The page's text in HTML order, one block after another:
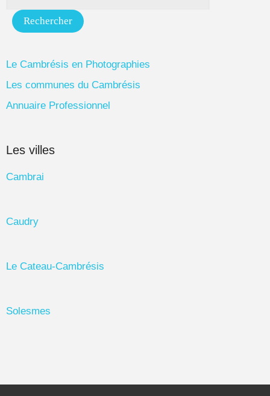
Le Cambrésis en Photographies
Les communes du Cambrésis
Annuaire Professionnel
Les villes
Cambrai
Caudry
Le Cateau-Cambrésis
Solesmes